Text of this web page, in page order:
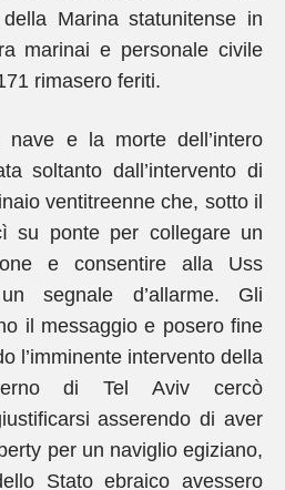
Marina statunitense in
marinai e personale civile
rimasero feriti.
nave e la morte dell’intero
soltanto dall’intervento di
ventitreenne che, sotto il
su ponte per collegare un
e consentire alla Uss
segnale d’allarme. Gli
il messaggio e posero fine
l’imminente intervento della
di Tel Aviv cercò
asserendo di aver
per un naviglio egiziano,
Stato ebraico avessero